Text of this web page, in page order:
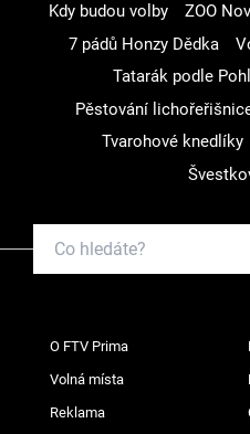
Kdy budou volby
ZOO
7 pádů Honzy Dědka
Tatarák podle
Pěstování
Tvarohové knedlíky
O FTV Prima
Volná místa
Reklama